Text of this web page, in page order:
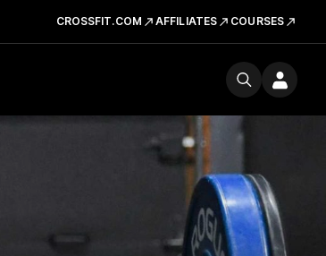
CROSSFIT.COM AFFILIATES COURSES